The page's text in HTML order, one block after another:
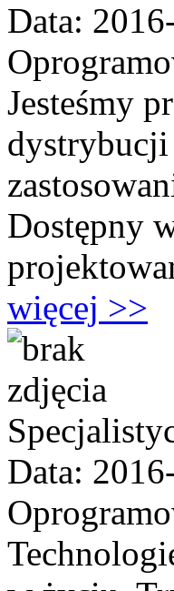
Data:
Jesteśmy
dystrybucji
Dostępny
więcej >>
Data: